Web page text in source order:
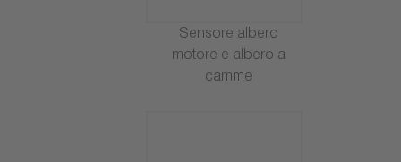
Sensore albero
motore e albero a
camme